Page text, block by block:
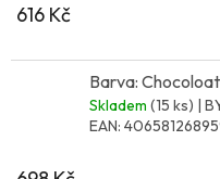
616 Kč
Barva:
Skladem (15 ks) |
EAN: